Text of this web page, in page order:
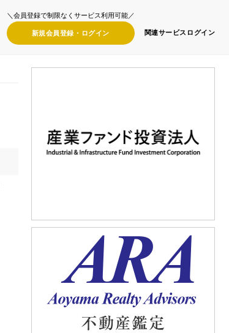
＼会員登録で制限なくサービス利用可能／
新規会員登録・ ログイン 関連サービス ログイン